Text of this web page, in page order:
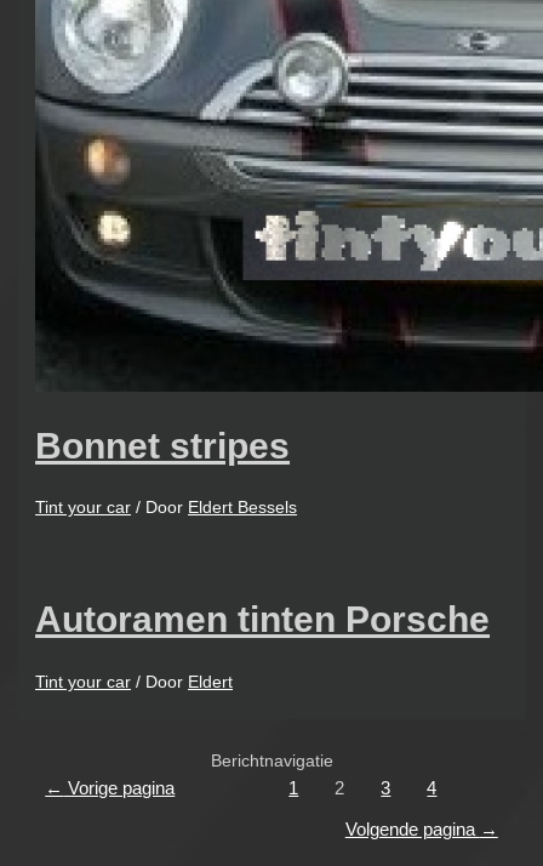
Bonnet stripes
Tint your car / Door Eldert Bessels
Autoramen tinten Porsche
Tint your car / Door Eldert
Berichtnavigatie
← Vorige pagina 1 2 3 4
Volgende pagina →